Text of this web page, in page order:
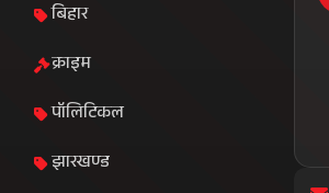
बिहार
क्राइम
पॉलिटिकल
झारखण्ड